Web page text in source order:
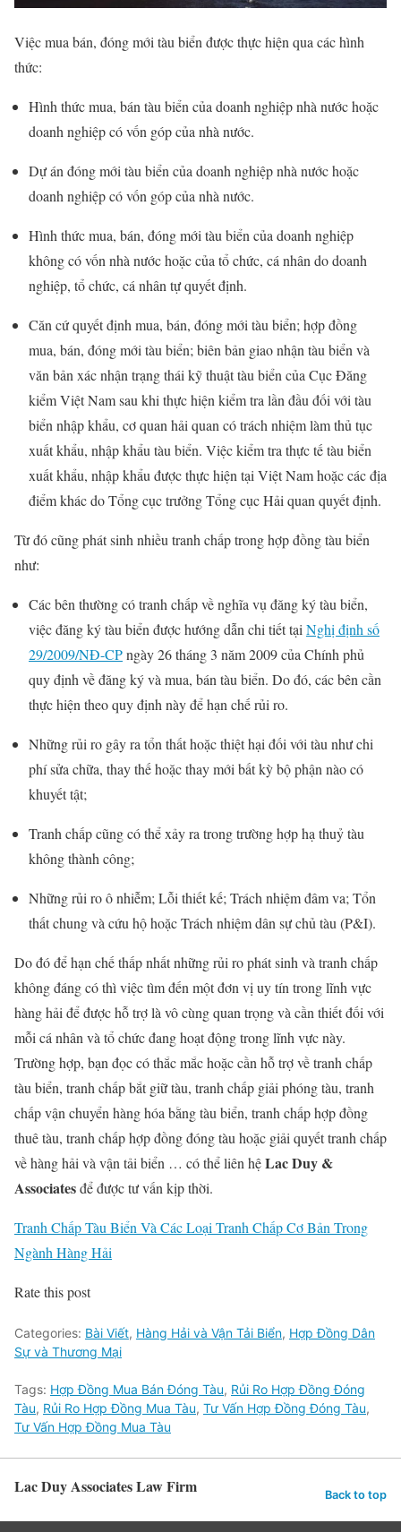
Việc mua bán, đóng mới tàu biển được thực hiện qua các hình
thức:
Hình thức mua, bán tàu biển của doanh nghiệp nhà nước hoặc
doanh nghiệp có vốn góp của nhà nước.
Dự án đóng mới tàu biển của doanh nghiệp nhà nước hoặc
doanh nghiệp có vốn góp của nhà nước.
Hình thức mua, bán, đóng mới tàu biển của doanh nghiệp
không có vốn nhà nước hoặc của tổ chức, cá nhân do doanh
nghiệp, tổ chức, cá nhân tự quyết định.
Căn cứ quyết định mua, bán, đóng mới tàu biển; hợp đồng
mua, bán, đóng mới tàu biển; biên bản giao nhận tàu biển và
văn bản xác nhận trạng thái kỹ thuật tàu biển của Cục Đăng
kiểm Việt Nam sau khi thực hiện kiểm tra lần đầu đối với tàu
biển nhập khẩu, cơ quan hải quan có trách nhiệm làm thủ tục
xuất khẩu, nhập khẩu tàu biển. Việc kiểm tra thực tế tàu biển
xuất khẩu, nhập khẩu được thực hiện tại Việt Nam hoặc các địa
điểm khác do Tổng cục trưởng Tổng cục Hải quan quyết định.
Từ đó cũng phát sinh nhiều tranh chấp trong hợp đồng tàu biển
như:
Các bên thường có tranh chấp về nghĩa vụ đăng ký tàu biển,
việc đăng ký tàu biển được hướng dẫn chi tiết tại Nghị định số
29/2009/NĐ-CPngày 26 tháng 3 năm 2009 của Chính phủ
quy định về đăng ký và mua, bán tàu biển. Do đó, các bên cần
thực hiện theo quy định này để hạn chế rủi ro.
Những rủi ro gây ra tổn thất hoặc thiệt hại đối với tàu như chi
phí sửa chữa, thay thế hoặc thay mới bất kỳ bộ phận nào có
khuyết tật;
Tranh chấp cũng có thể xảy ra trong trường hợp hạ thuỷ tàu
không thành công;
Những rủi ro ô nhiễm; Lỗi thiết kế; Trách nhiệm đâm va; Tổn
thất chung và cứu hộ hoặc Trách nhiệm dân sự chủ tàu (P&I).
Do đó để hạn chế thấp nhất những rủi ro phát sinh và tranh chấp
không đáng có thì việc tìm đến một đơn vị uy tín trong lĩnh vực
hàng hải để được hỗ trợ là vô cùng quan trọng và cần thiết đối với
mỗi cá nhân và tổ chức đang hoạt động trong lĩnh vực này.
Trường hợp, bạn đọc có thắc mắc hoặc cần hỗ trợ về tranh chấp
tàu biển, tranh chấp bắt giữ tàu, tranh chấp giải phóng tàu, tranh
chấp vận chuyển hàng hóa bằng tàu biển, tranh chấp hợp đồng
thuê tàu, tranh chấp hợp đồng đóng tàu hoặc giải quyết tranh chấp
về hàng hải và vận tải biển … có thể liên hệLac Duy &
Associatesđể được tư vấn kịp thời.
Tranh Chấp Tàu Biển Và Các Loại Tranh Chấp Cơ Bản Trong
Ngành Hàng Hải
Rate this post
Categories: Bài Viết, Hàng Hải và Vận Tải Biển, Hợp Đồng Dân
Sự và Thương Mại
Tags: Hợp Đồng Mua Bán Đóng Tàu, Rủi Ro Hợp Đồng Đóng
Tàu, Rủi Ro Hợp Đồng Mua Tàu, Tư Vấn Hợp Đồng Đóng Tàu,
Tư Vấn Hợp Đồng Mua Tàu
Lac Duy Associates Law Firm Back to top